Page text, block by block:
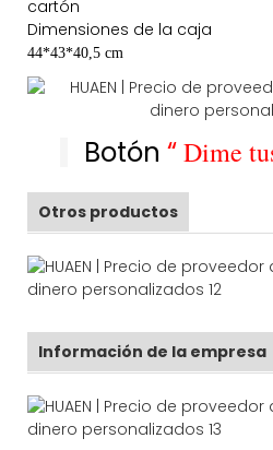
cartón
Dimensiones de la caja
44*43*40,5 cm
Botón “Dime
Otros productos
Información de la empresa